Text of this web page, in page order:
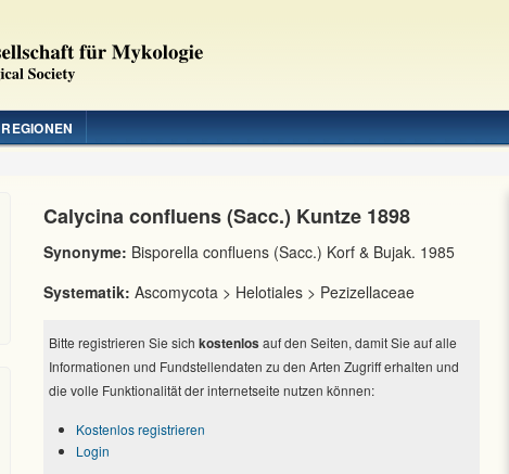
REGIONEN
Calycina confluens (Sacc.) Kuntze 1898
Synonyme: Bisporella confluens (Sacc.) Korf & Bujak. 1985
Systematik: Ascomycota > Helotiales > Pezizellaceae
Bitte registrieren Sie sich kostenlos auf den Seiten, damit Sie auf alle
Informationen und Fundstellendaten zu den Arten Zugriff erhalten und
die volle Funktionalität der internetseite nutzen können:
Kostenlos registrieren
Login